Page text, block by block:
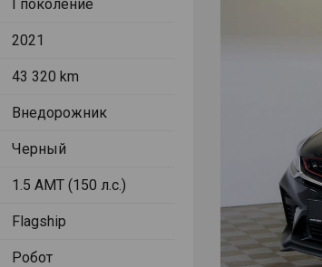
I поколение
2021
43 320 km
Внедорожник
Черный
1.5 AMT (150 л.с.)
Flagship
Робот